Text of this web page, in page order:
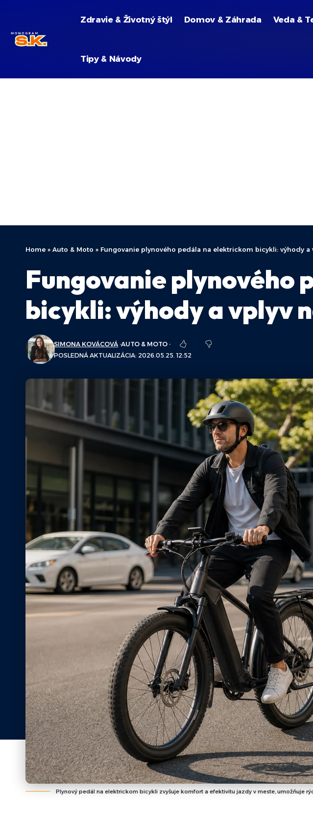
Zdravie & Životný štýl Domov & Záhrada Veda &
Tipy & Návody
Home » Auto & Moto » Fungovanie plynového pedála na elektrickom bicykli: výhody a
Fungovanie plynového
bicykli: výhody a vplyv
POSLEDNÁ AKTUALIZÁCIA: 2026.05.25. 12:52
SIMONA KOVÁCOVÁ AUTO & MOTO
Plynový pedál na elektrickom bicykli zvyšuje komfort a efektivitu jazdy v meste, umožňuje